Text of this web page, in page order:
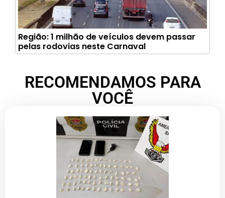
Região: 1 milhão de veículos devem passar
pelas rodovias neste Carnaval
RECOMENDAMOS PARA
VOCÊ